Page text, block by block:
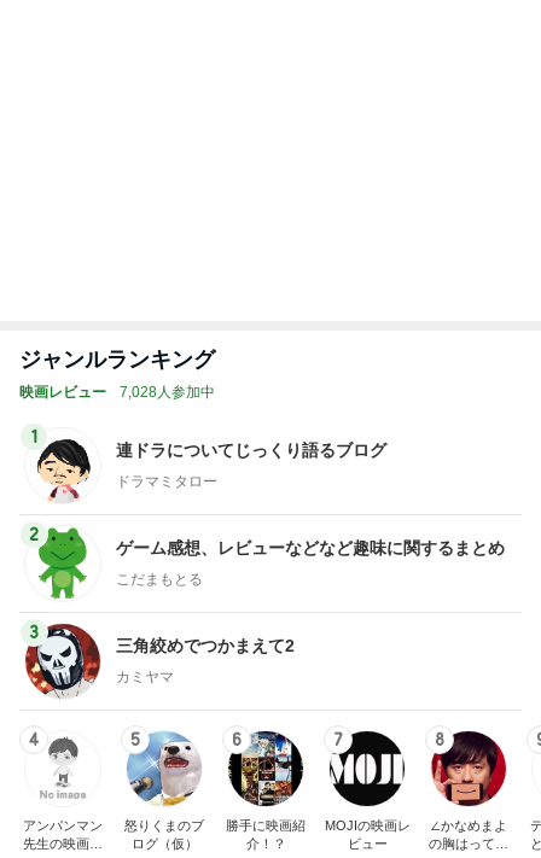
ジャンルランキング
映画レビュー 7,028人参加中
1
連ドラについてじっくり語るブログ
ドラマミタロー
2
ゲーム感想、レビューなどなど趣味に関するまとめ
こだまもとる
3
三角絞めでつかまえて2
カミヤマ
4
アンパンマン
先生の映画講
5
怒りくまのブ
ログ（仮）
6
勝手に映画紹
介！？
7
MOJIの映画レ
ビュー
8
∠かなめまよ
の胸はって行